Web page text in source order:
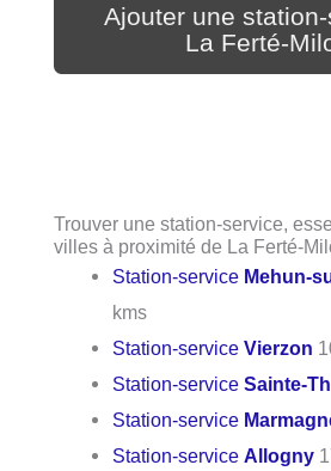
Ajouter une
La Ferté-
Trouver une station-service,
villes à proximité de La Ferté-
Station-service Mehun-
kms
Station-serviceVierzon
Station-serviceSainte-
Station-service
Station-serviceAllogny